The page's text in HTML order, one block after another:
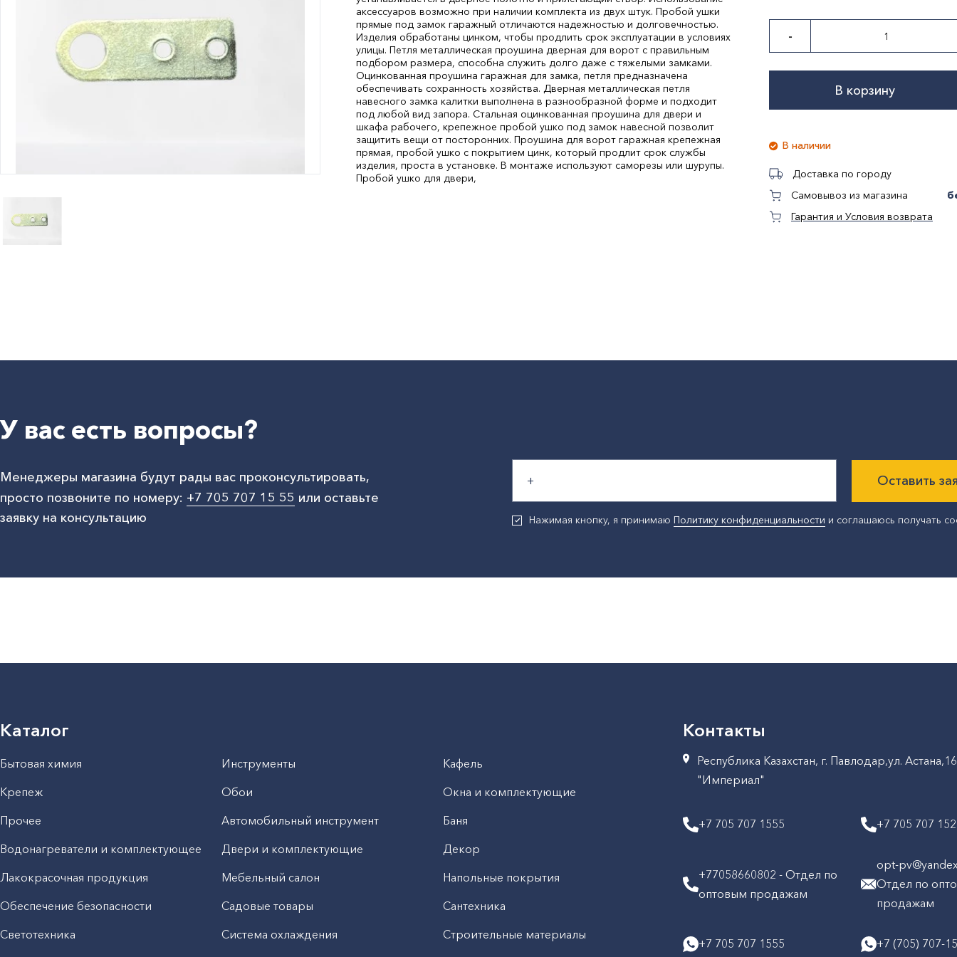
Юридическим
лицам
Часто
аксессуаров возможно при наличии комплекта из двух штук. Пробой ушки
прямые под замок гаражный отличаются надежностью и долговечностью.
Изделия обработаны цинком, чтобы продлить срок эксплуатации в условиях
улицы. Петля металлическая проушина дверная для ворот с правильным
подбором размера, способна служить долго даже с тяжелыми замками.
Оцинкованная проушина гаражная для замка, петля предназначена
обеспечивать сохранность хозяйства. Дверная металлическая петля
навесного замка калитки выполнена в разнообразной форме и подходит
под любой вид запора. Стальная оцинкованная проушина для двери и
шкафа рабочего, крепежное пробой ушко под замок навесной позволит
защитить вещи от посторонних. Проушина для ворот гаражная крепежная
прямая, пробой ушко с покрытием цинк, который продлит срок службы
изделия, проста в установке. В монтаже используют саморезы или шурупы.
Пробой ушко для двери,
-
В корзину
В наличии
Доставка по городу
Самовывоз из магазина
Гарантия и Условия возврата
У вас есть вопросы?
Менеджеры магазина будут рады вас проконсультировать,
просто позвоните по номеру: +7 705 707 15 55 или оставьте
заявку на консультацию
Оставить
Нажимая кнопку, я принимаюПолитику конфиденциальности и соглашаюсь получать
Каталог
Бытовая химия Инструменты
Кафель
Крепеж
Обои
Окна и комплектующие
Прочее
Автомобильный инструмент
Баня
Водонагреватели и комплектующее
Двери и комплектующие
Декор
Лакокрасочная продукция
Мебельный салон
Напольные покрытия
Обеспечение безопасности
Садовые товары
Сантехника
Светотехника
Система охлаждения
Строительные материалы
Контакты
Республика Казахстан, г. Павлодар,ул.
"Империал"
+7 705 707 1555 +7 705 707
+77058660802 - Отдел по
оптовым продажам
opt-
Отдел по
продажам
+7 705 707 1555 +7 (705) 707-